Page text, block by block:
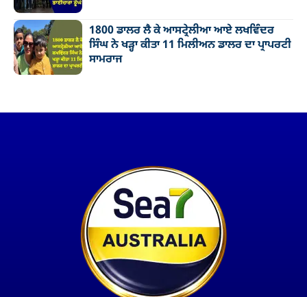
1800 ਡਾਲਰ ਲੈ ਕੇ ਆਸਟ੍ਰੇਲੀਆ ਆਏ ਲਖਵਿੰਦਰ
ਸਿੰਘ ਨੇ ਖੜ੍ਹਾ ਕੀਤਾ 11 ਮਿਲੀਅਨ ਡਾਲਰ ਦਾ ਪ੍ਰਾਪਰਟੀ
ਸਾਮਰਾਜ